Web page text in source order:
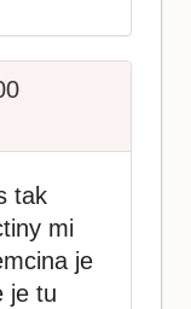
tak
mi
je
je tu